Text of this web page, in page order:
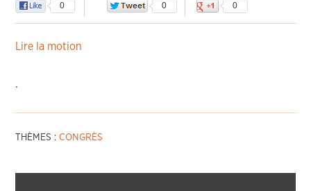
0 0 0
Lire la motion
.
THÈMES :CONGRÈS